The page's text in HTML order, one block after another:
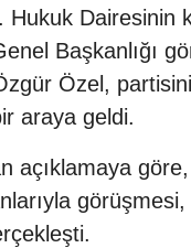
Hukuk Dairesinin
Başkanlığı
Özel,
araya geldi.
açıklamaya